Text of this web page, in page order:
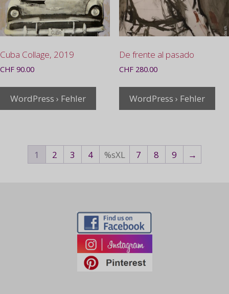
Cuba Collage, 2019
CHF 90.00
WordPress › Fehler
De frente al pasado
CHF280.00
WordPress › Fehler
1 2 3 4 %sXL 7 8 9 →